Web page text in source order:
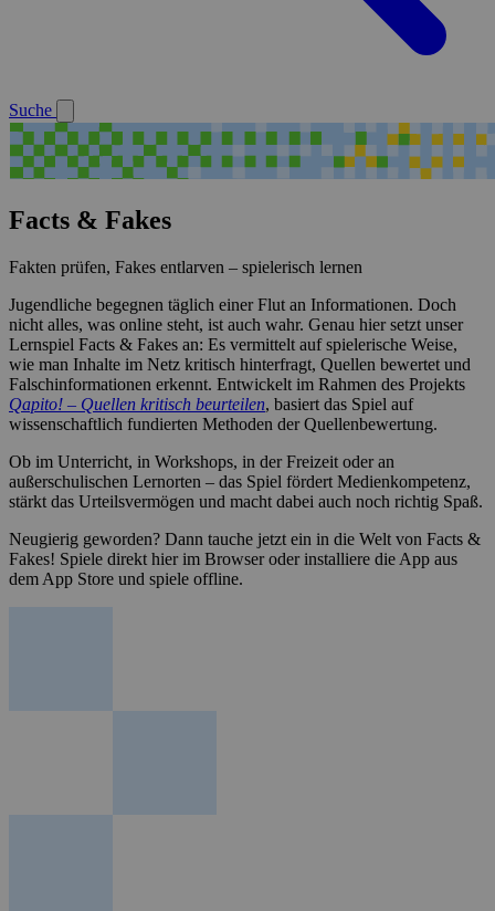
Suche
Facts & Fakes
Fakten prüfen, Fakes entlarven – spielerisch lernen
Jugendliche begegnen täglich einer Flut an Informationen. Doch
nicht alles, was online steht, ist auch wahr. Genau hier setzt unser
Lernspiel Facts & Fakes an: Es vermittelt auf spielerische Weise,
wie man Inhalte im Netz kritisch hinterfragt, Quellen bewertet und
Falschinformationen erkennt. Entwickelt im Rahmen des Projekts
Qapito! – Quellen kritisch beurteilen, basiert das Spiel auf
wissenschaftlich fundierten Methoden der Quellenbewertung.
Ob im Unterricht, in Workshops, in der Freizeit oder an
außerschulischen Lernorten – das Spiel fördert Medienkompetenz,
stärkt das Urteilsvermögen und macht dabei auch noch richtig Spaß.
Neugierig geworden? Dann tauche jetzt ein in die Welt von Facts &
Fakes! Spiele direkt hier im Browser oder installiere die App aus
dem App Store und spiele offline.